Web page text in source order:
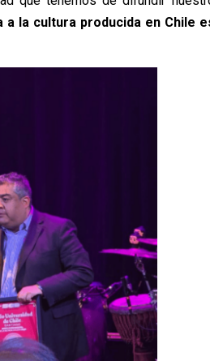
a la cultura producida en Chile